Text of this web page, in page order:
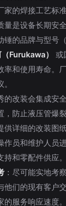
家的焊接工艺标
是设备长期安全
锤的品牌与型号
Furukawa）
或
率和使用寿命。
的改装会集成安
防止液压管爆裂
供详细的改装图
员和维护人员进
和零配件供应。
：尽可能实地考
他们的现有客户
服务响应速度。